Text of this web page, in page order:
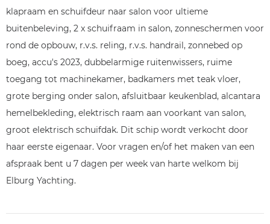
klapraam en schuifdeur naar salon voor ultieme
buitenbeleving, 2 x schuifraam in salon, zonneschermen voor
rond de opbouw, r.v.s. reling, r.v.s. handrail, zonnebed op
boeg, accu's 2023, dubbelarmige ruitenwissers, ruime
toegang tot machinekamer, badkamers met teak vloer,
grote berging onder salon, afsluitbaar keukenblad, alcantara
hemelbekleding, elektrisch raam aan voorkant van salon,
groot elektrisch schuifdak. Dit schip wordt verkocht door
haar eerste eigenaar. Voor vragen en/of het maken van een
afspraak bent u 7 dagen per week van harte welkom bij
Elburg Yachting.